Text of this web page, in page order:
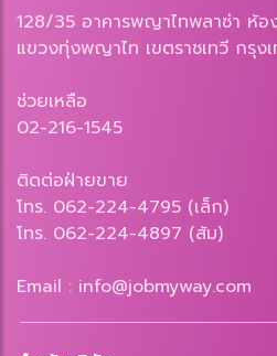
128/35 อาคารพญาไทพลาซ่า ห้
แขวงทุ่งพญาไท เขตราชเทวี กรุง
ช่วยเหลือ
02-216-1545
ติดต่อฝ่ายขาย
โทร. 062-224-4795 (เล็ก)
โทร. 062-224-4897 (ส้ม)
Email : info@jobmyway.com